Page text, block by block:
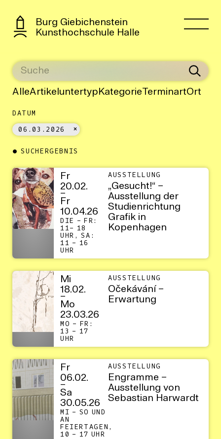
Burg Giebichenstein
Kunsthochschule Halle
AlleArtikeluntertyp KategorieTerminartOrt
DATUM
06.03.2026
SUCHERGEBNIS
Fr
20.02.
–
Fr
10.04.26
DIE – FR:
11– 18
UHR, SA:
11 – 16
UHR
AUSSTELLUNG
„Gesucht!“ –
Ausstellung der
Studienrichtung
Grafik in
Kopenhagen
Mi
18.02.
–
Mo
23.03.26
MO – FR:
13 – 17
UHR
AUSSTELLUNG
Očekávání –
Erwartung
Fr
06.02.
–
Sa
30.05.26
MI – SO UND
AN
FEIERTAGEN,
10 – 17 UHR
AUSSTELLUNG
Engramme –
Ausstellung von
Sebastian Harwardt